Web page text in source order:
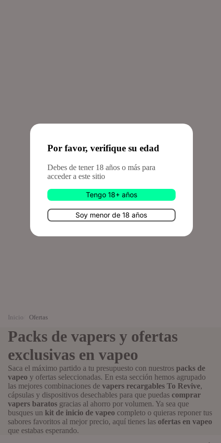
Por favor, verifique su edad
Debes de tener 18 años o más para
acceder a este sitio
Tengo 18+ años
Soy menor de 18 años
Inicio Ofertas
Packs de vapers y ofertas
exclusivas en vapeo
Saca el máximo partido a tu presupuesto con nuestros packs de
vapeo y ofertas seleccionadas. En esta sección hemos agrupado
las mejores combinaciones de vapers recargables To Revive,
cápsulas y dispositivos desechables para que puedas comprar
vapers baratos gracias al ahorro por volumen. Ya sea que
busques un kit de inicio de vapeo completo o quieras reponer tus
sabores favoritos al mejor precio, aquí tienes las ofertas en vapeo
que estabas esperando.